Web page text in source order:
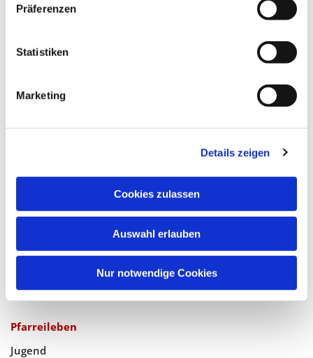
Präferenzen
Statistiken
Marketing
Details zeigen
Cookies zulassen
Auswahl erlauben
Nur notwendige Cookies
Katholische Kirchengemeinde
Gottesdienste
Taufe, Kommunion & Trauung
Pfarreileben
Jugend